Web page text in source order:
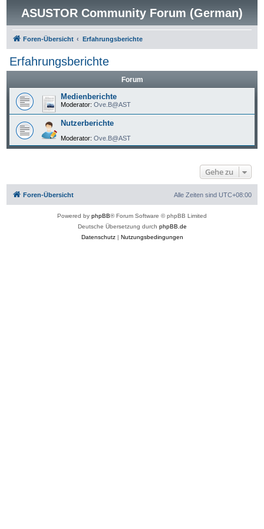
ASUSTOR Community Forum (German)
Foren-Übersicht Erfahrungsberichte
Erfahrungsberichte
Forum
Medienberichte
Moderator: Ove.B@AST
Nutzerberichte
Moderator: Ove.B@AST
Gehe zu
Foren-Übersicht Alle Zeiten sind UTC+08:00
Powered by phpBB® Forum Software © phpBB Limited
Deutsche Übersetzung durch phpBB.de
Datenschutz| Nutzungsbedingungen